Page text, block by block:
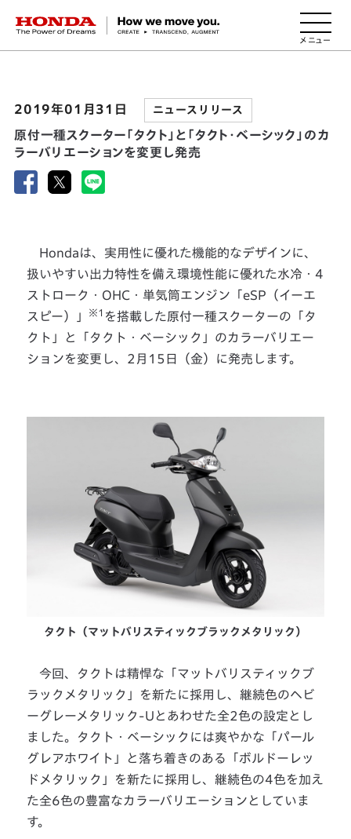
HONDA The Power of Dreams
2019年01月31日 ニュースリリース
原付一種スクーター「タクト」と「タクト・ベーシック」のカ
ラーバリエーションを変更し発売
Hondaは、実用性に優れた機能的なデザインに、
扱いやすい出力特性を備え環境性能に優れた水冷・4
ストローク・OHC・単気筒エンジン「eSP（イーエ
スピー）」
※1 を搭載した原付一種スクーターの「タ
クト」と「タクト・ベーシック」のカラーバリエー
ションを変更し、2月15日（金）に発売します。
タクト（マットバリスティックブラックメタリック）
今回、タクトは精悍な「マットバリスティックブ
ラックメタリック」を新たに採用し、継続色のヘビ
ーグレーメタリック-Uとあわせた全2色の設定とし
ました。タクト・ベーシックには爽やかな「パール
グレアホワイト」と落ち着きのある「ボルドーレッ
ドメタリック」を新たに採用し、継続色の4色を加え
た全6色の豊富なカラーバリエーションとしていま
す。